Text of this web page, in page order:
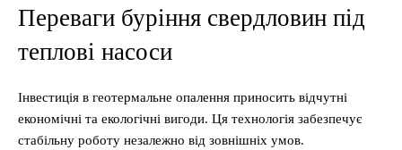
Переваги буріння свердловин під
теплові насоси
Інвестиція в геотермальне опалення приносить відчутні
економічні та екологічні вигоди. Ця технологія забезпечує
стабільну роботу незалежно від зовнішніх умов.